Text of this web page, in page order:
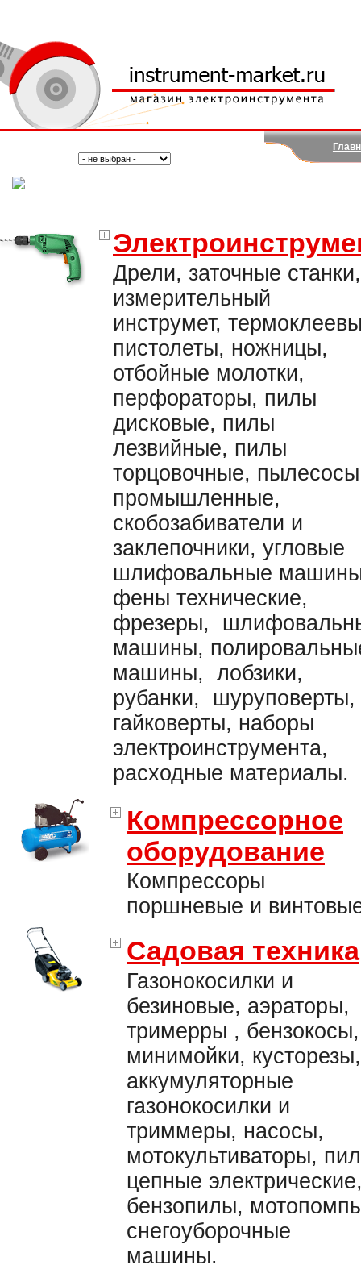
Дрели, заточные станки,
измерительный
инструмет,
пистолеты, ножницы,
отбойные молотки,
перфораторы, пилы
дисковые, пилы
лезвийные, пилы
торцовочные, пылесосы
промышленные,
скобозабиватели и
заклепочники, угловые
шлифовальные
фены технические,
фрезеры,
машины,
машины, лобзики,
рубанки, шуруповерты,
гайковерты, наборы
электроинструмента,
расходные материалы.
Компрессорное
оборудование
Компрессоры
поршневые и
Садовая техника
Газонокосилки и
безиновые, аэраторы,
тримерры , бензокосы,
минимойки, кусторезы,
аккумуляторные
газонокосилки и
триммеры, насосы,
мотокультиваторы,
цепные
бензопилы,
снегоуборочные
машины.